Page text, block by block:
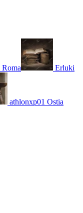
Roma Erluki
athlonxp01 Ostia